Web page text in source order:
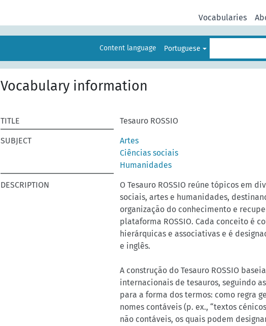
Vocabularies
Content language Portuguese
Vocabulary information
TITLE Tesauro ROSSIO
SUBJECT
Artes
Ciências sociais
Humanidades
DESCRIPTION
O Tesauro ROSSIO reúne tópicos em
sociais, artes e humanidades,
organização do conhecimento e
plataforma ROSSIO. Cada conceito é
hierárquicas e associativas e é
e inglês.
A construção do Tesauro ROSSIO
internacionais de tesauros, seguindo
para a forma dos termos: como regra
nomes contáveis (p. ex., “textos
não contáveis, os quais podem